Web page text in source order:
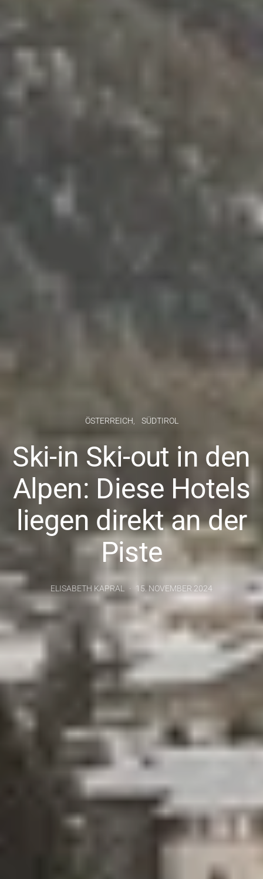
ÖSTERREICH SÜDTIROL
Ski-in Ski-out in den
Alpen: Diese Hotels
liegen direkt an der
Piste
ELISABETH KAPRAL 15. NOVEMBER 2024